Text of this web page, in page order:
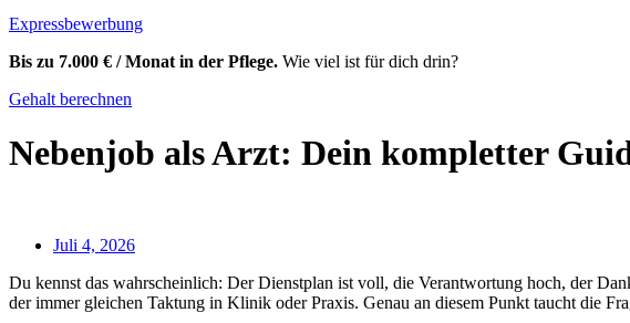
Expressbewerbung
Bis zu 7.000 € / Monat in der Pflege. Wie viel ist für dich drin?
Gehalt berechnen
Nebenjob als Arzt: Dein kompletter
Juli 4, 2026
Du kennst das wahrscheinlich: Der Dienstplan ist voll, die Verantwortung hoch, der
der immer gleichen Taktung in Klinik oder Praxis. Genau an diesem Punkt taucht die